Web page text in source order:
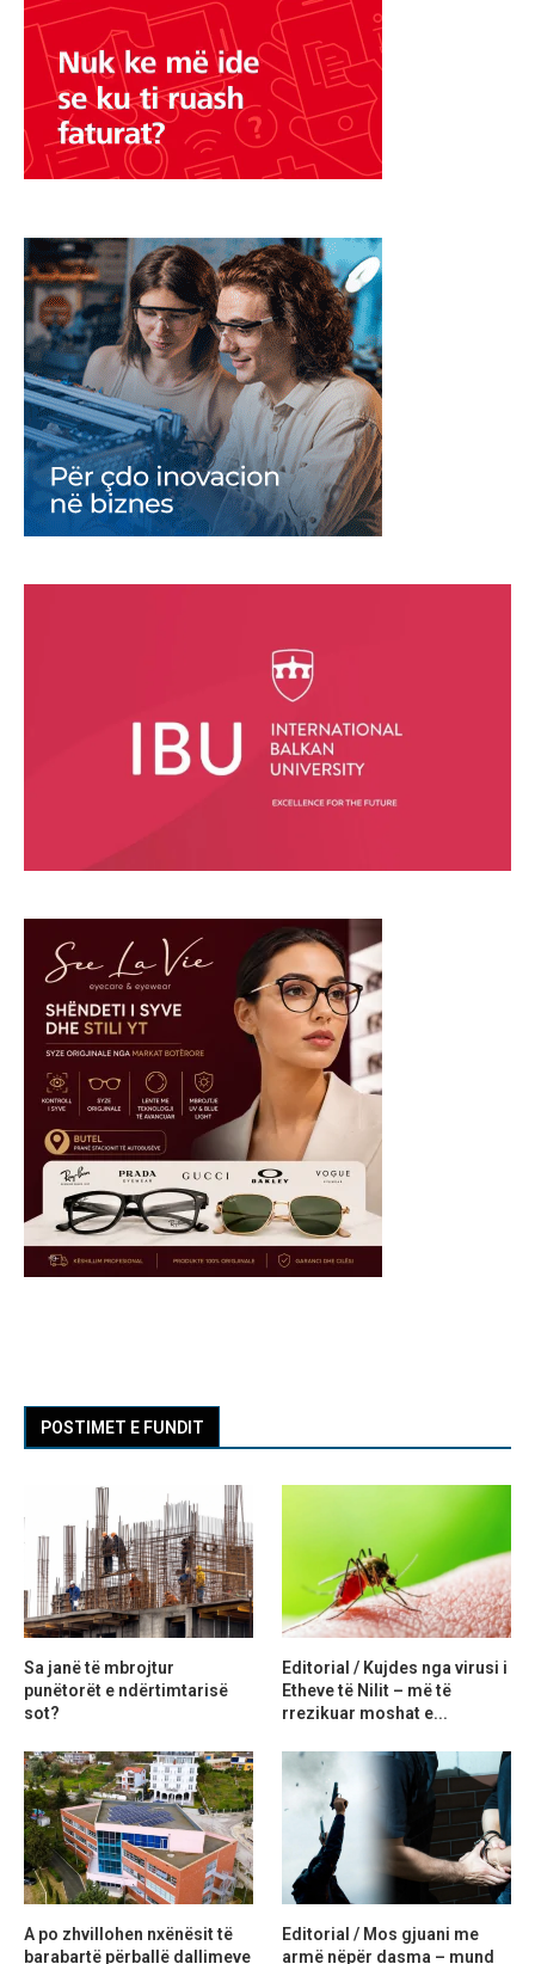
POSTIMET E FUNDIT
Sa janë të mbrojtur
punëtorët e ndërtimtarisë
sot?
Editorial / Kujdes nga virusi i
Etheve të Nilit – më të
rrezikuar moshat e...
A po zhvillohen nxënësit të
barabartë përballë dallimeve
Editorial / Mos gjuani me
armë nëpër dasma – mund